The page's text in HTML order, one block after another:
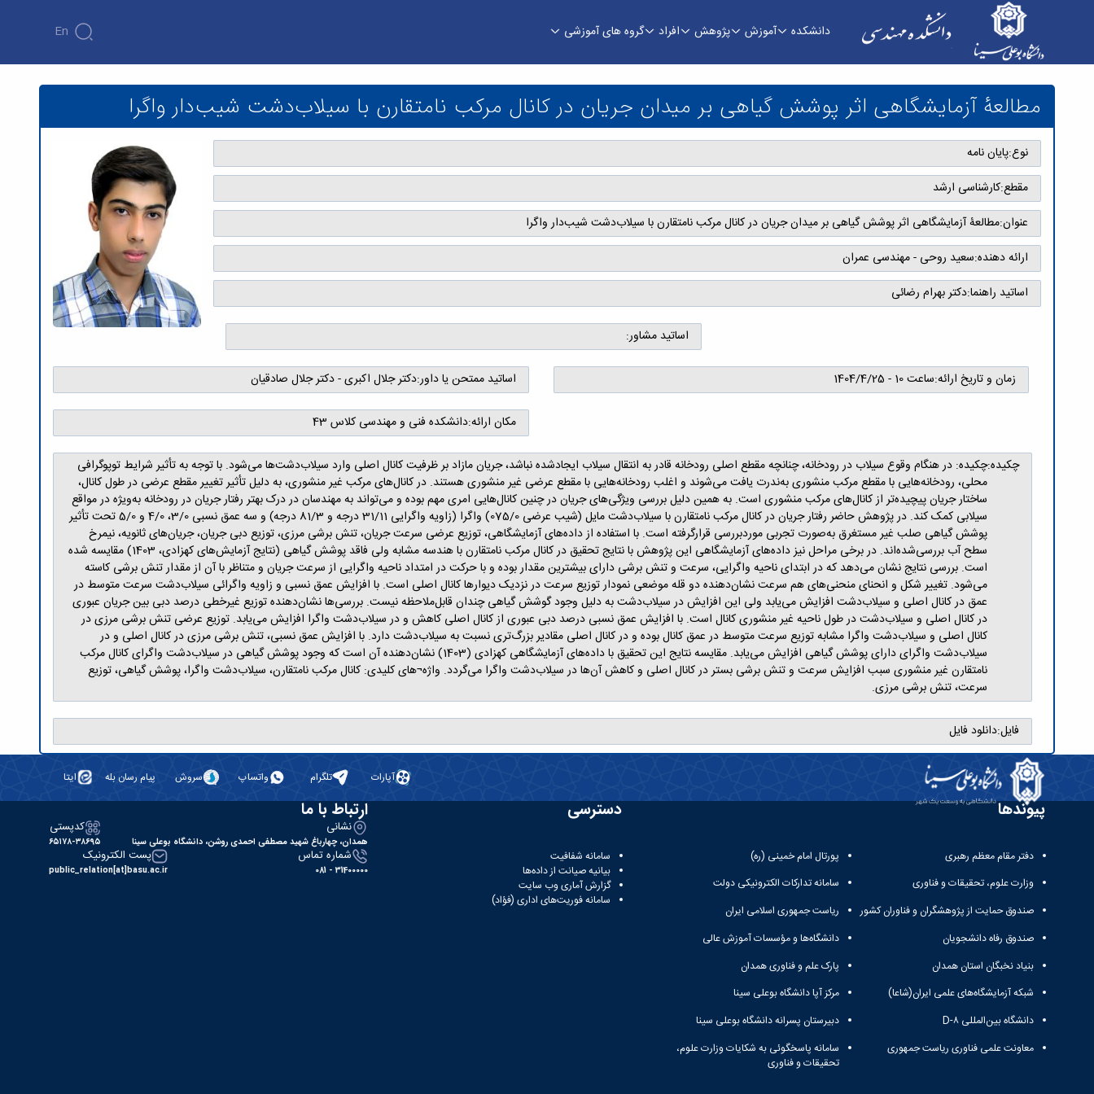
دانشکده آموزش پژوهش افراد گروه های آموزشی En
مطالعۀ آزمایشگاهی اثر پوشش گیاهی بر میدان جريان در کانال مرکب نامتقارن با سیلاب‌دشت‌ شیب‌دار واگرا
نوع:پایان نامه
مقطع:کارشناسی ارشد
عنوان:مطالعۀ آزمایشگاهی اثر پوشش گیاهی بر میدان جريان در کانال مرکب نامتقارن با سیلاب‌دشت‌ شیب‌دار واگرا
ارائه دهنده:سعید روحی - مهندسی عمران
اساتید راهنما:دکتر بهرام رضائی
اساتید مشاور:
اساتید ممتحن یا داور:دکتر جلال اکبری - دکتر جلال صادقیان زمان و تاریخ ارائه:ساعت 10 - 1404/4/25
مکان ارائه:دانشکده فنی و مهندسی کلاس 43
چکیده:چکیده: در هنگام وقوع سیلاب در رودخانه، چنانچه مقطع اصلی رودخانه قادر به انتقال سیلاب ایجادشده نباشد، جریان مازاد بر ظرفیت کانال اصلی وارد سیلاب‌دشت‌ها می‌شود. با توجه به تأثیر شرایط توپوگرافی
محلی، رودخانه‌هایی با مقطع مرکب منشوری به‌ندرت یافت می‌شوند و اغلب رودخانه‌هایی با مقطع عرضی غیر منشوری هستند. در کانال‌های مرکب غیر منشوری، به دلیل تأثیر تغییر مقطع عرضی در طول کانال،
ساختار جریان پیچیده‌تر از کانال‌های مرکب منشوری است. به همین دلیل بررسی ویژگی‌های جریان در چنین کانال‌هایی امری مهم بوده و می‌تواند به مهندسان در درک بهتر رفتار جریان در رودخانه‌ به‌ویژه در مواقع
سیلابی کمک کند. در پژوهش حاضر رفتار جریان در کانال مرکب نامتقارن با سیلاب‌دشت مایل (شیب‌ عرضی 075/0) واگرا (زاویه واگرایی 31/11 درجه و 81/3 درجه) و سه عمق نسبی 3/0، 4/0 و 5/0 تحت تأثیر
پوشش گیاهی صلب غیر مستغرق به‌صورت تجربی موردبررسی قرارگرفته است. با استفاده از داده‌های آزمایشگاهی، توزیع عرضی سرعت جریان، تنش برشی مرزی، توزیع دبی جریان، جریان‌های ثانویه، نیمرخ
سطح آب بررسی‌شده‌اند. در برخی مراحل نیز داده‌های آزمایشگاهی این پژوهش با نتایج تحقیق در کانال مرکب نامتقارن با هندسه مشابه ولی فاقد پوشش گیاهی (نتایج آزمایش‌های کهزادی، 1403) مقایسه شده
است. بررسی نتایج نشان می‌دهد که در ابتدای ناحیه واگرایی، سرعت و تنش برشی دارای بیشترین مقدار بوده و با حرکت در امتداد ناحیه واگرایی از سرعت جریان و متناظر با آن از مقدار تنش برشی کاسته
می‌شود. تغییر شکل و انحنای منحنی‌های هم سرعت نشان‌دهنده دو قله موضعی نمودار توزیع سرعت در نزدیک دیوارها کانال اصلی است. با افزایش عمق نسبی و زاویه واگرائی سیلاب‌دشت سرعت متوسط در
عمق در کانال اصلی و سیلاب‌دشت افزایش می‌یابد ولی این افزایش در سیلاب‌دشت به دلیل وجود گوشش گیاهی چندان قابل‌ملاحظه نیست. بررسی‌ها نشان‌دهنده توزیع غیرخطی درصد دبی بین جریان عبوری
در کانال اصلی و سیلاب‌دشت در طول ناحیه غیر منشوری کانال است. با افزایش عمق نسبی درصد دبی عبوری از کانال اصلی کاهش و در سیلاب‌دشت واگرا افزایش می‌یابد. توزیع عرضی تنش برشی مرزی در
کانال اصلی و سیلاب‌دشت واگرا مشابه توزیع سرعت متوسط در عمق کانال بوده و در کانال اصلی مقادیر بزرگ‌تری نسبت به سیلاب‌دشت دارد. با افزایش عمق نسبی، تنش برشی مرزی در کانال اصلی و در
سیلاب‌دشت واگرای دارای پوشش گیاهی افزایش می‌یابد. مقایسه نتایج این تحقیق با داده‌های آزمایشگاهی کهزادی (1403) نشان‌دهنده آن است که وجود پوشش گیاهی در سیلاب‌دشت واگرای کانال مرکب
نامتقارن غیر منشوری سبب افزایش سرعت و تنش برشی بستر در کانال اصلی و کاهش آن‌ها در سیلاب‌دشت واگرا می‌گردد. واژه¬های کلیدی: کانال مرکب نا‌متقارن، سیلاب‌دشت واگرا، پوشش گیاهی، توزیع
سرعت، تنش برشی مرزی.
فایل:دانلود فایل
آپارات تلگرام واتساپ سروش پیام رسان بله ایتا
پیوندها
دفتر مقام معظم رهبری
وزارت علوم، تحقیقات و فناوری
صندوق حمایت از پژوهشگران و فناوران کشور
صندوق رفاه دانشجویان
بنیاد نخبگان استان همدان
شبکه آزمایشگاه‌های علمی ایران(شاعا)
دانشگاه بین‌المللی D-۸
معاونت علمی فناوری ریاست جمهوری
پورتال امام خمینی (ره)
سامانه تدارکات الکترونیکی دولت
ریاست جمهوری اسلامی ایران
دانشگاه‌ها و مؤسسات آموزش عالی
پارک علم و فناوری همدان
مرکز آپا دانشگاه بوعلی سینا
دبیرستان پسرانه دانشگاه بوعلی سینا
سامانه پاسخگوئی به شکایات وزارت علوم،
تحقیقات و فناوری
دسترسی
سامانه شفافیت
بیانیه صیانت از داده‌ها
گزارش آماری وب‌ سایت
سامانه فوریت‌های اداری (فؤاد)
ارتباط با ما
نشانی
همدان، چهارباغ شهید مصطفی احمدی روشن، دانشگاه بوعلی سینا
کدپستی
۶۵۱۷۸-۳۸۶۹۵
شماره تماس
31400000 - 081
پست الکترونیک
public_relation[at]basu.ac.ir